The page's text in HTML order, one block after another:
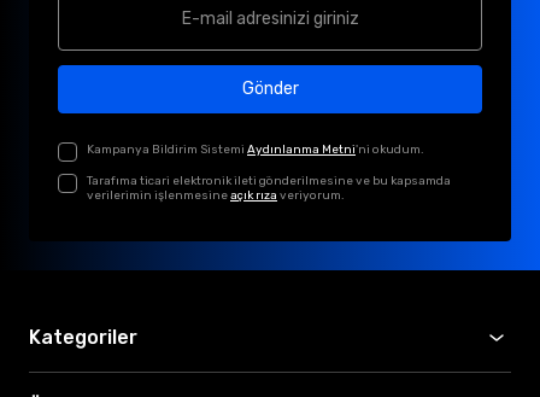
Gönder
Kampanya Bildirim Sistemi Aydınlanma Metni'ni okudum.
Tarafıma ticari elektronik ileti gönderilmesine ve bu kapsamda
verilerimin işlenmesineaçık rıza veriyorum.
Kategoriler